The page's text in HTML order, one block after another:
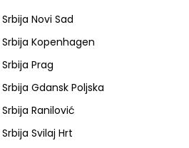
Novi Sad
Kopenhagen
Prag
Gdansk Poljska
Ranilović
Svilaj Hrt